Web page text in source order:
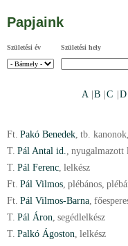
Papjaink
Születési év Születési hely
A B |C D
Ft. Pakó Benedek, tb. kanonok,
T. Pál Antal id., nyugalmazott
T. Pál Ferenc, lelkész
Ft. Pál Vilmos, plébános,
Ft. Pál Vilmos-Barna,
T. Pál Áron, segédlelkész
T. Palkó Ágoston, lelkész